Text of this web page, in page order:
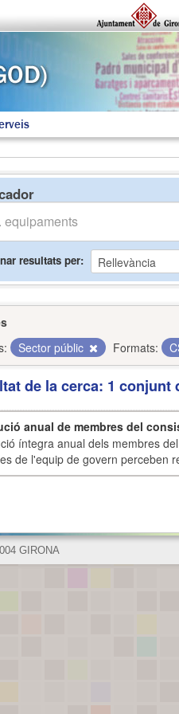
resultats per
Sector públic Formats:
de la cerca: 1 conjunt
anual de membres del
íntegra anual dels membres
de l'equip de govern perceben
GIRONA